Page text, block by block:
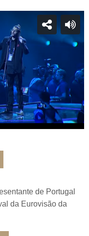
de Portugal
da Eurovisão da